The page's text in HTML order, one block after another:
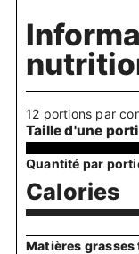
12 portions par
Taille d'une
Quantité par
Calories
Matières